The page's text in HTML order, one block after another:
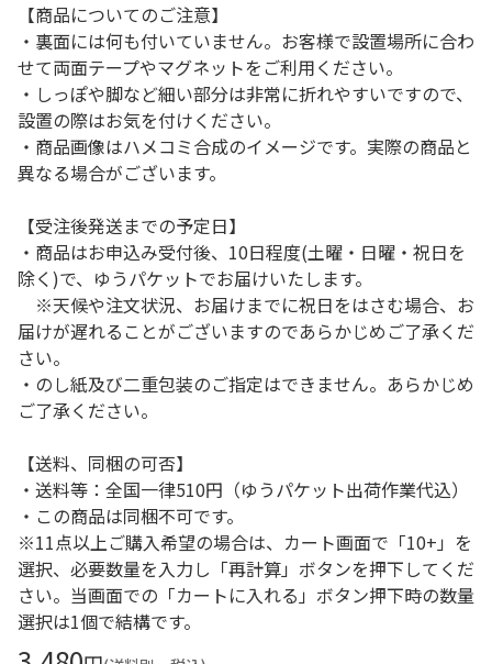
【商品についてのご注意】
・裏面には何も付いていません。お客様で設置場所に合わ
せて両面テープやマグネットをご利用ください。
・しっぽや脚など細い部分は非常に折れやすいですので、
設置の際はお気を付けください。
・商品画像はハメコミ合成のイメージです。実際の商品と
異なる場合がございます。
【受注後発送までの予定日】
・商品はお申込み受付後、10日程度(土曜・日曜・祝日を
除く)で、ゆうパケットでお届けいたします。
※天候や注文状況、お届けまでに祝日をはさむ場合、お
届けが遅れることがございますのであらかじめご了承くだ
さい。
・のし紙及び二重包装のご指定はできません。あらかじめ
ご了承ください。
【送料、同梱の可否】
・送料等：全国一律510円（ゆうパケット出荷作業代込）
・この商品は同梱不可です。
※11点以上ご購入希望の場合は、カート画面で「10+」を
選択、必要数量を入力し「再計算」ボタンを押下してくだ
さい。当画面での「カートに入れる」ボタン押下時の数量
選択は1個で結構です。